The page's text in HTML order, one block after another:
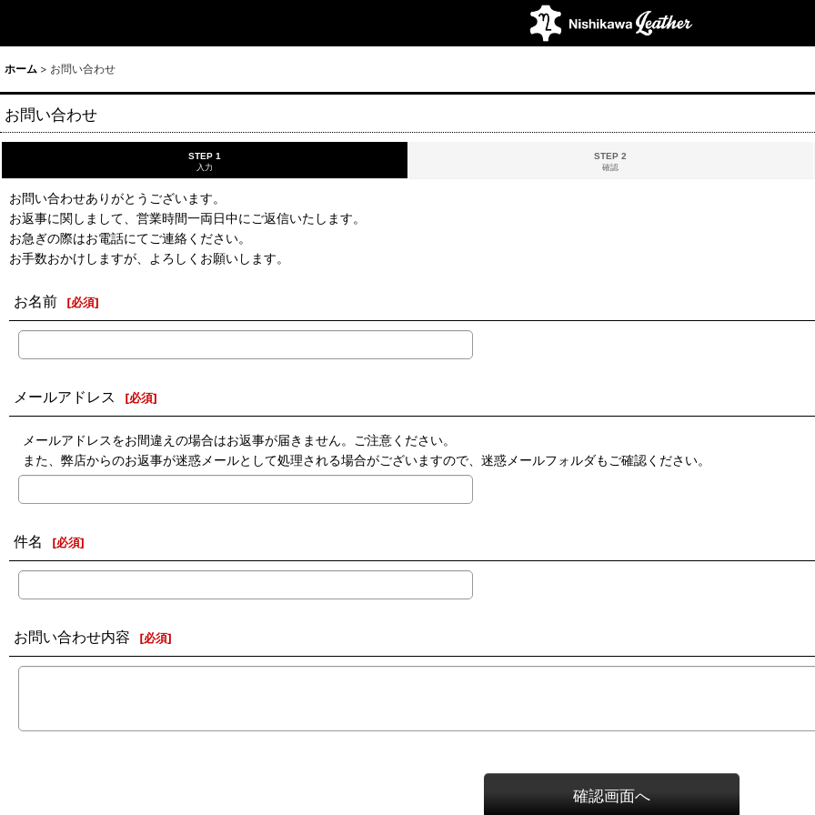
ホーム > お問い合わせ
お問い合わせ
STEP 1
入力
STEP 2
確認
お問い合わせありがとうございます。
お返事に関しまして、営業時間一両日中にご返信いたします。
お急ぎの際はお電話にてご連絡ください。
お手数おかけしますが、よろしくお願いします。
お名前 [必須]
メールアドレス [必須]
メールアドレスをお間違えの場合はお返事が届きません。ご注意ください。
また、弊店からのお返事が迷惑メールとして処理される場合がございますので、迷惑メールフォルダもご確認ください。
件名 [必須]
お問い合わせ内容 [必須]
確認画面へ